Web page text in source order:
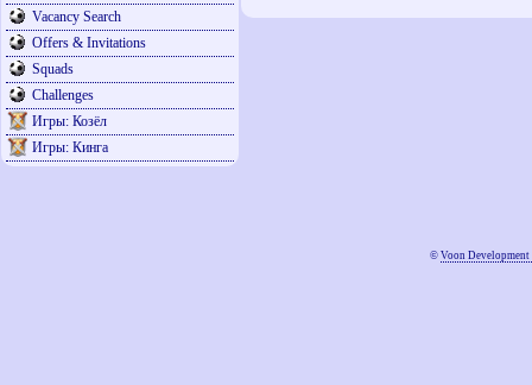
Vacancy Search
Offers & Invitations
Squads
Challenges
Игры: Козёл
Игры: Кинга
© Voon Development